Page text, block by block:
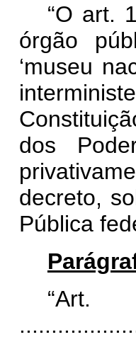
“O art.
órgão
‘museu
dos
decreto,
Pública